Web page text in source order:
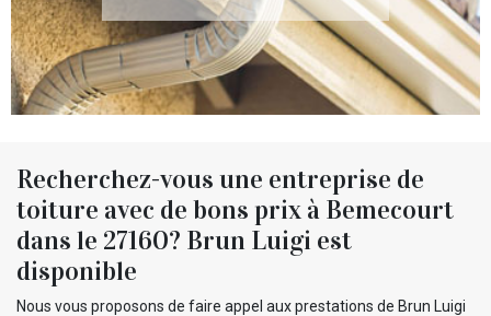
Recherchez-vous une entreprise de
toiture avec de bons prix à Bemecourt
dans le 27160? Brun Luigi est
disponible
Nous vous proposons de faire appel aux prestations de Brun Luigi